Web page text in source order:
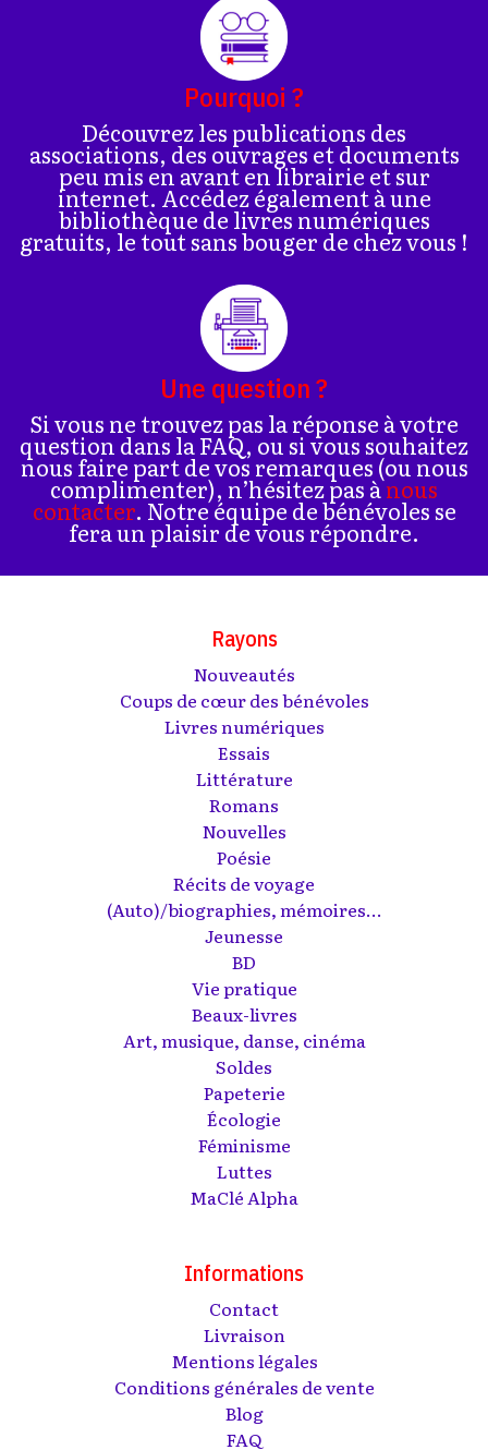
Pourquoi ?
Découvrez les publications des
associations, des ouvrages et documents
peu mis en avant en librairie et sur
internet. Accédez également à une
bibliothèque de livres numériques
gratuits, le tout sans bouger de chez vous !
Une question ?
Si vous ne trouvez pas la réponse à votre
question dans la FAQ, ou si vous souhaitez
nous faire part de vos remarques (ou nous
complimenter), n’hésitez pas ànous
contacter. Notre équipe de bénévoles se
fera un plaisir de vous répondre.
Rayons
Nouveautés
Coups de cœur des bénévoles
Livres numériques
Essais
Littérature
Romans
Nouvelles
Poésie
Récits de voyage
(Auto)/biographies, mémoires...
Jeunesse
BD
Vie pratique
Beaux-livres
Art, musique, danse, cinéma
Soldes
Papeterie
Écologie
Féminisme
Luttes
MaClé Alpha
Informations
Contact
Livraison
Mentions légales
Conditions générales de vente
Blog
FAQ